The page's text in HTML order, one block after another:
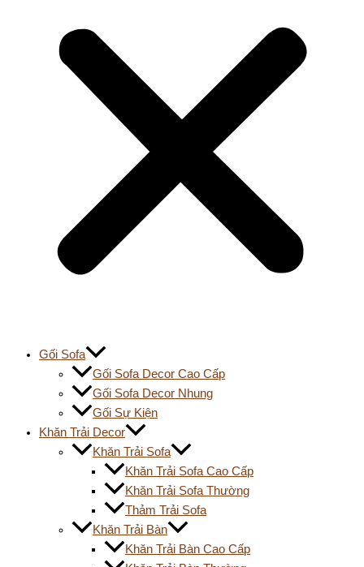
Gối Sofa
Gối Sofa Decor Cao Cấp
Gối Sofa Decor Nhung
Gối Sự Kiện
Khăn Trải Decor
Khăn Trải Sofa
Khăn Trải Sofa Cao Cấp
Khăn Trải Sofa Thường
Thảm Trải Sofa
Khăn Trải Bàn
Khăn Trải Bàn Cao Cấp